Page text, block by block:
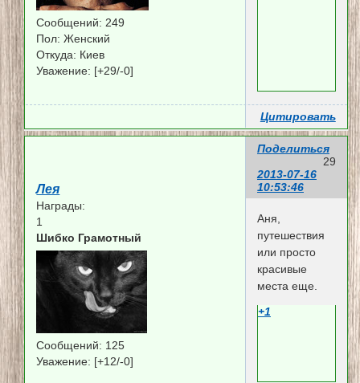
Сообщений: 249
Пол: Женский
Откуда: Киев
Уважение: [+29/-0]
Цитировать
Поделиться
29
2013-07-16
10:53:46
Лея
Награды:
1
Шибко Грамотный
Сообщений: 125
Уважение: [+12/-0]
Аня,
путешествия
или просто
красивые
места еще.
+1